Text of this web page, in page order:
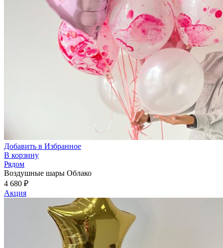
Добавить в Избранное
В корзину
Рядом
Воздушные шары Облако
4 680 ₽
Акция